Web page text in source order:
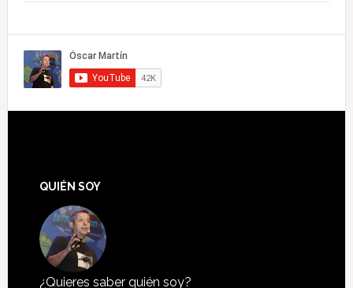
QUIÉN SOY
¿Quieres saber quién soy?